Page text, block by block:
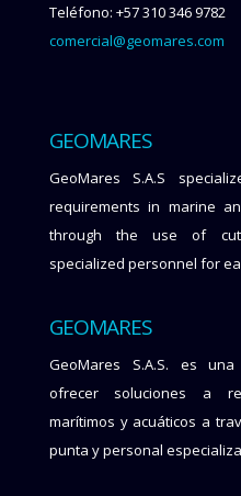
Teléfono: +57 310 346 9782
comercial@geomares.com
GEOMARES
GeoMares S.A.S
requirements in marine
through the use of
specialized personnel for
GEOMARES
GeoMares S.A.S. es
ofrecer soluciones a
marítimos y acuáticos a
punta y personal